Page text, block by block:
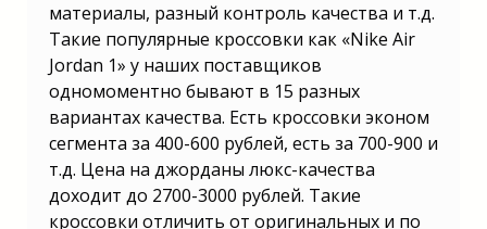
материалы, разный контроль качества и т.д.
Такие популярные кроссовки как «Nike Air
Jordan 1» у наших поставщиков
одномоментно бывают в 15 разных
вариантах качества. Есть кроссовки эконом
сегмента за 400-600 рублей, есть за 700-900 и
т.д. Цена на джорданы люкс-качества
доходит до 2700-3000 рублей. Такие
кроссовки отличить от оригинальных и по